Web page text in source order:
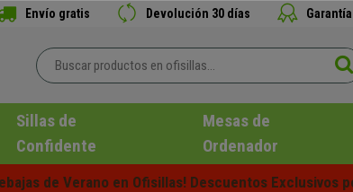
Envío gratis Devolución 30 días
Sillas de
Confidente
Mesas de
Ordenador
de Verano en Ofisillas! Descuentos Exclusivos